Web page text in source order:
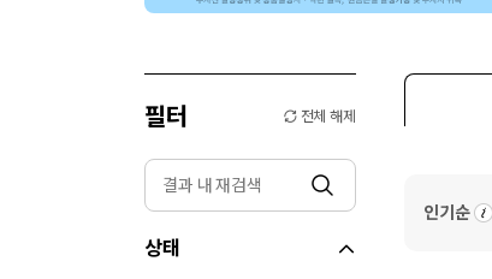
필터 전체 해제
상태
인기순